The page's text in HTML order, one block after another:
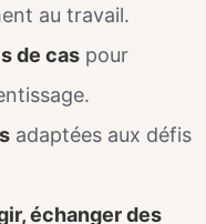
au travail.
de cas pour
adaptées aux défis
échanger des